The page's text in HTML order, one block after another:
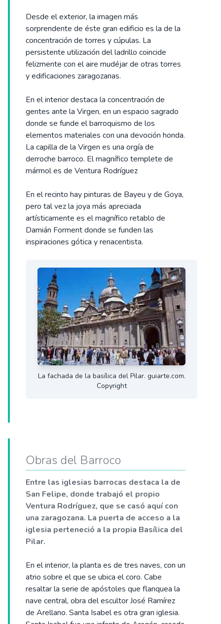
Desde el exterior, la imagen más
sorprendente de éste gran edificio es la de la
concentración de torres y cúpulas. La
persistente utilización del ladrillo coincide
felizmente con el aire mudéjar de otras torres
y edificaciones zaragozanas.
En el interior destaca la concentración de
gentes ante la Virgen, en un espacio sagrado
donde se funde el barroquismo de los
elementos materiales con una devoción honda.
La capilla de la Virgen es una orgía de
derroche barroco. El magnífico templete de
mármol es de Ventura Rodríguez
En el recinto hay pinturas de Bayeu y de Goya,
pero tal vez la joya más apreciada
artísticamente es el magnífico retablo de
Damián Forment donde se funden las
inspiraciones gótica y renacentista.
La fachada de la basílica del Pilar. guiarte.com.
Copyright
Obras del Barroco
Entre las iglesias barrocas destaca la de
San Felipe, donde trabajó el propio
Ventura Rodríguez, que se casó aquí con
una zaragozana. La puerta de acceso a la
iglesia perteneció a la propia Basílica del
Pilar.
En el interior, la planta es de tres naves, con un
atrio sobre el que se ubica el coro. Cabe
resaltar la serie de apóstoles que flanquea la
nave central, obra del escultor José Ramírez
de Arellano. Santa Isabel es otra gran iglesia.